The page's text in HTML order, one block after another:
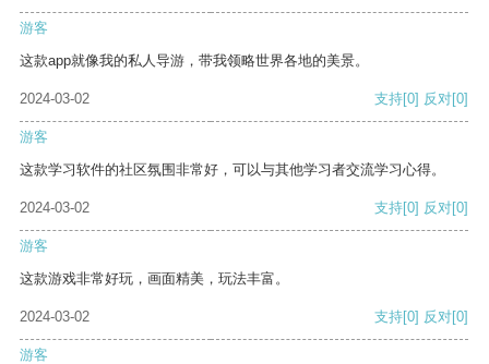
游客
这款app就像我的私人导游，带我领略世界各地的美景。
2024-03-02 支持[0] 反对[0]
游客
这款学习软件的社区氛围非常好，可以与其他学习者交流学习心得。
2024-03-02 支持[0] 反对[0]
游客
这款游戏非常好玩，画面精美，玩法丰富。
2024-03-02 支持[0] 反对[0]
游客